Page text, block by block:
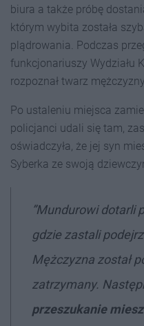
biura a także próbę
którym wybita została
plądrowania. Podczas
funkcjonariuszy Wydziału
rozpoznał twarz
Po ustaleniu miejsca
policjanci udali się tam,
oświadczyła, że jej syn
Syberka ze swoją
”Mundurowi dotarli
gdzie zastali
Mężczyzna został
zatrzymany.
przeszukanie